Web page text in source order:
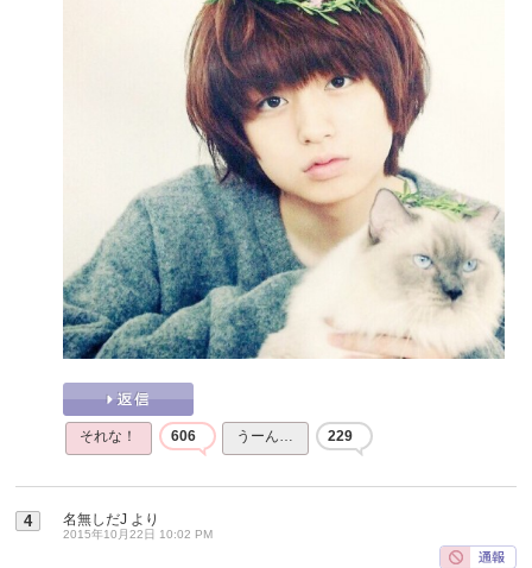
それな！ 606 うーん… 229
4 名無しだJ より
2015年10月22日 10:02 PM